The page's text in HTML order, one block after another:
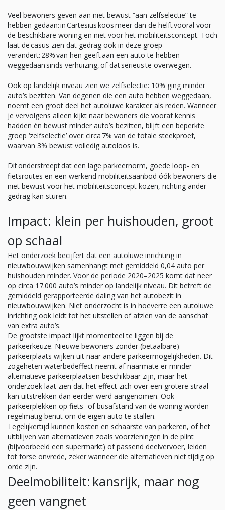
Veel bewoners geven aan niet bewust “aan zelfselectie” te
hebben gedaan: in Cartesius koos meer dan de helft vooral voor
de beschikbare woning en niet voor het mobiliteitsconcept. Toch
laat de casus zien dat gedrag ook in deze groep
verandert: 28% van hen geeft aan een auto te hebben
weggedaan sinds verhuizing, of dat serieus te overwegen.
Ook op landelijk niveau zien we zelfselectie: 10% ging minder
auto’s bezitten. Van degenen die een auto hebben weggedaan,
noemt een groot deel het autoluwe karakter als reden. Wanneer
je vervolgens alleen kijkt naar bewoners die vooraf kennis
hadden én bewust minder auto’s bezitten, blijft een beperkte
groep ‘zelfselectie’ over: circa 7% van de totale steekproef,
waarvan 3% bewust volledig autoloos is.
Dit onderstreept dat een lage parkeernorm, goede loop- en
fietsroutes en een werkend mobiliteitsaanbod óók bewoners die
niet bewust voor het mobiliteitsconcept kozen, richting ander
gedrag kan sturen.
Impact: klein per huishouden, groot
op schaal
Het onderzoek becijfert dat een autoluwe inrichting in
nieuwbouwwijken samenhangt met gemiddeld 0,04 auto per
huishouden minder. Voor de periode 2020–2025 komt dat neer
op circa 17.000 auto’s minder op landelijk niveau. Dit betreft de
gemiddeld gerapporteerde daling van het autobezit in
nieuwbouwwijken. Niet onderzocht is in hoeverre een autoluwe
inrichting ook leidt tot het uitstellen of afzien van de aanschaf
van extra auto’s.
De grootste impact lijkt momenteel te liggen bij de
parkeerkeuze. Nieuwe bewoners zonder (betaalbare)
parkeerplaats wijken uit naar andere parkeermogelijkheden. Dit
zogeheten waterbedeffect neemt af naarmate er minder
alternatieve parkeerplaatsen beschikbaar zijn, maar het
onderzoek laat zien dat het effect zich over een grotere straal
kan uitstrekken dan eerder werd aangenomen. Ook
parkeerplekken op fiets- of busafstand van de woning worden
regelmatig benut om de eigen auto te stallen.
Tegelijkertijd kunnen kosten en schaarste van parkeren, of het
uitblijven van alternatieven zoals voorzieningen in de plint
(bijvoorbeeld een supermarkt) of passend deelvervoer, leiden
tot forse onvrede, zeker wanneer die alternatieven niet tijdig op
orde zijn.
Deelmobiliteit: kansrijk, maar nog
geen vangnet